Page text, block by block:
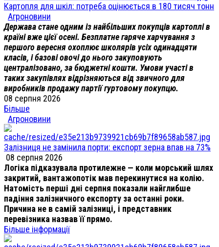
Картопля для шкіл: потреба оцінюється в 180 тисяч тонн
Агроновини
Держава стане одним із найбільших покупців картоплі в
країні вже цієї осені. Безплатне гаряче харчування з
першого вересня охоплює школярів усіх одинадцяти
класів, і базові овочі до нього закуповують
централізовано, за бюджетні кошти. Умови участі в
таких закупівлях відрізняються від звичного для
виробників продажу партії гуртовому покупцю.
08 серпня 2026
Більше
Агроновини
Залізниця не замінила порти: експорт зерна впав на 73%
08 серпня 2026
Логіка підказувала протилежне — коли морський шлях
закритий, вантажопотік мав перекинутися на колію.
Натомість перші дні серпня показали найглибше
падіння залізничного експорту за останні роки.
Причина не в самій залізниці, і представник
перевізника назвав її прямо.
Більше інформації